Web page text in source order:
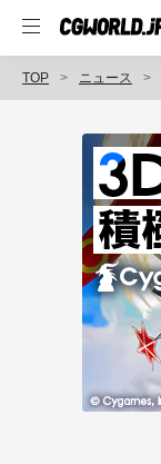
TOP ニュース